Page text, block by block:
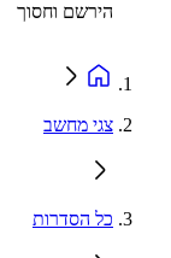
הירשם וחסוך
צגי מחשב
כל הסדרות